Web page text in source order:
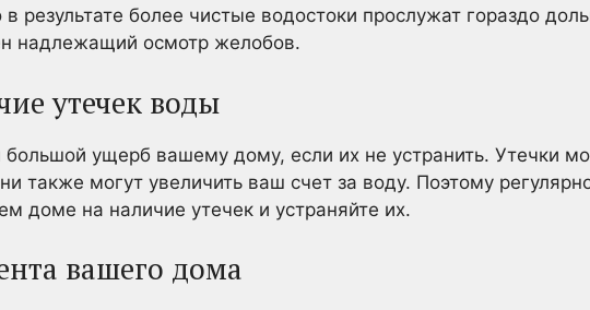
результате более чистые водостоки прослужат гораздо
надлежащий осмотр желобов.
утечек воды
ущерб вашему дому, если их не устранить. Утечки
также могут увеличить ваш счет за воду. Поэтому
доме на наличие утечек и устраняйте их.
вашего дома